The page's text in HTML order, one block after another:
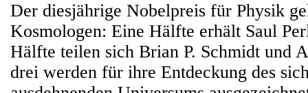
Der diesjährige Nobelpreis für Physik
Kosmologen: Eine Hälfte erhält Saul
Hälfte teilen sich Brian P. Schmidt und
drei werden für ihre Entdeckung des